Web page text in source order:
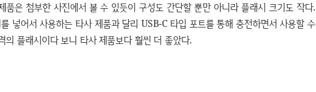
은 첨부한 사진에서 볼 수 있듯이 구성도 간단할 뿐만 아니라 플래시 크기도 작다.
넣어서 사용하는 타사 제품과 달리 USB-C 타입 포트를 통해 충전하면서 사용할 수
플래시이다 보니 타사 제품보다 훨씬 더 좋았다.